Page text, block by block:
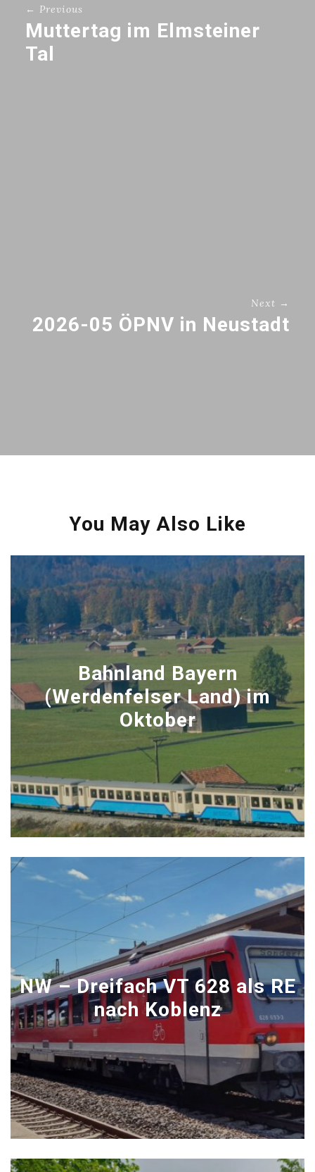
← Previous
Muttertag im Elmsteiner
Tal
Next →
2026-05 ÖPNV in Neustadt
You May Also Like
Bahnland Bayern
(Werdenfelser Land) im
Oktober
NW – Dreifach VT 628 als RE
nach Koblenz